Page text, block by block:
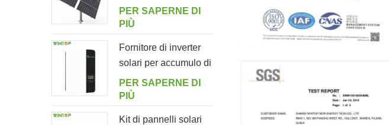
intelligente a doppia
fila a palo singolo
PER SAPERNE DI
PIÙ
Fornitore di inverter
solari per accumulo di
energia off-grid
5000ES
PER SAPERNE DI
PIÙ
Kit di pannelli solari